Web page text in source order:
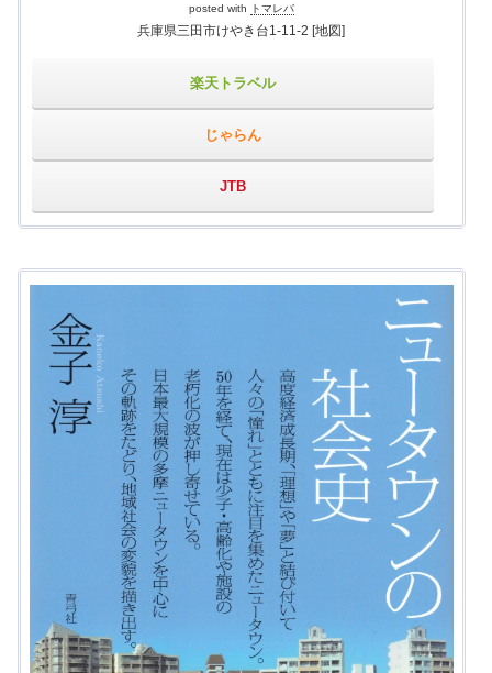
posted with トマレバ
兵庫県三田市けやき台1-11-2 [地図]
楽天トラベル
じゃらん
JTB